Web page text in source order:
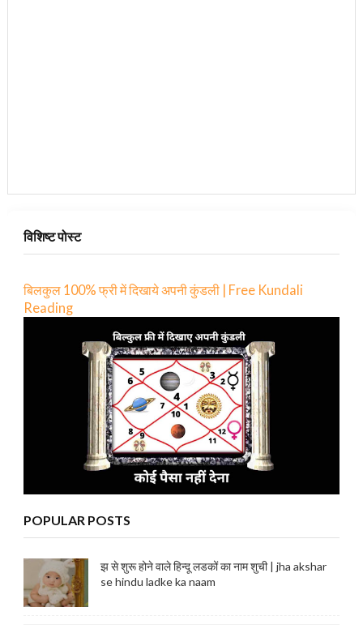
विशिष्ट पोस्ट
बिलकुल 100% फ्री में दिखाये अपनी कुंडली | Free Kundali
Reading
POPULAR POSTS
झ से शुरू होने वाले हिन्दू लडकों का नाम शुची | jha akshar
se hindu ladke ka naam